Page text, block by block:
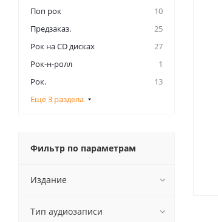
Поп рок
10
Предзаказ.
25
Рок на CD дисках
27
Рок-н-ролл
1
Рок.
13
Ещё 3 раздела
Фильтр по параметрам
Издание
Тип аудиозаписи